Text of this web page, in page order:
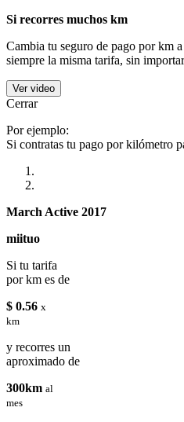
Si recorres muchos km
Cambia tu seguro de pago por km
siempre la misma tarifa, sin
Ver video
Cerrar
Por ejemplo:
Si contratas tu pago por kilómetro
March Active 2017
miituo
Si tu tarifa
por km es de
$ 0.56 x
km
y recorres un
aproximado de
300km al
mes